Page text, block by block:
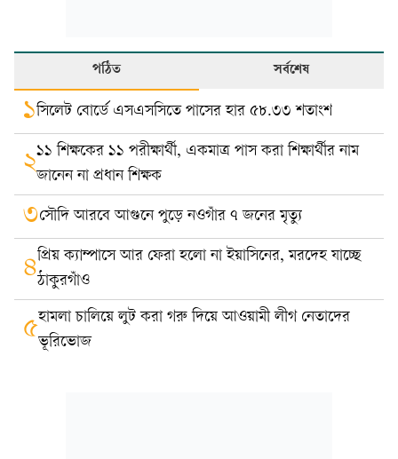
পঠিত সর্বশেষ
১সিলেট বোর্ডে এসএসসিতে পাসের হার ৫৮.৩৩ শতাংশ
২১১ শিক্ষকের ১১ পরীক্ষার্থী, একমাত্র পাস করা শিক্ষার্থীর নাম
জানেন না প্রধান শিক্ষক
৩সৌদি আরবে আগুনে পুড়ে নওগাঁর ৭ জনের মৃত্যু
৪প্রিয় ক্যাম্পাসে আর ফেরা হলো না ইয়াসিনের, মরদেহ যাচ্ছে
ঠাকুরগাঁও
৫হামলা চালিয়ে লুট করা গরু দিয়ে আওয়ামী লীগ নেতাদের
ভূরিভোজ